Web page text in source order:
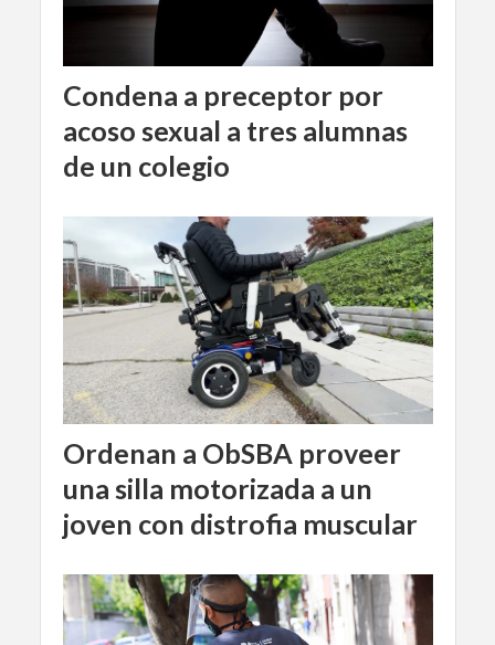
Condena a preceptor por
acoso sexual a tres alumnas
de un colegio
Ordenan a ObSBA proveer
una silla motorizada a un
joven con distrofia muscular